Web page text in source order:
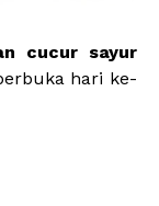
cucur sayur
hari ke-